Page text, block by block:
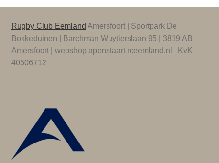
Rugby Club Eemland Amersfoort | Sportpark De
Bokkeduinen | Barchman Wuytierslaan 95 | 3819 AB
Amersfoort | webshop apenstaart rceemland.nl | KvK
40506712